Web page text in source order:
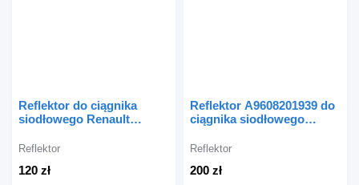
Reflektor do ciągnika
siodłowego Renault
120 zł
Reflektor
Reflektor A9608201939 do
ciągnika siodłowego
MP4 ANTOS
200 zł
Reflektor